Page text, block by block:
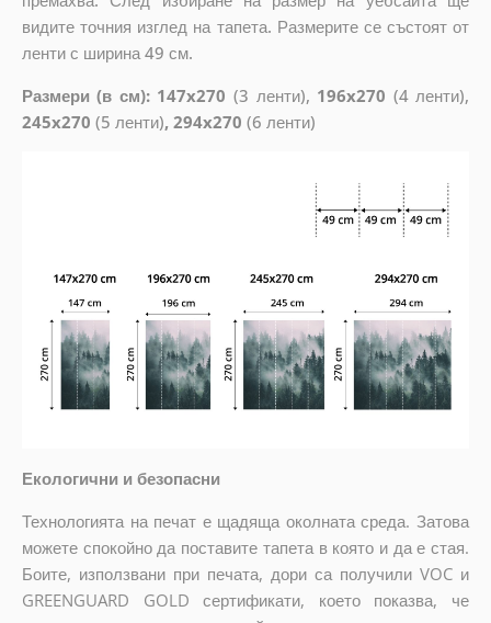
видите точния изглед на тапета. Размерите се състоят от
ленти с ширина 49 см.
Размери (в см): 147x270 (3 ленти), 196x270 (4 ленти),
245x270 (5 ленти), 294x270 (6 ленти)
Екологични и безопасни
Технологията на печат е щадяща околната среда. Затова
можете спокойно да поставите тапета в която и да е стая.
Боите, използвани при печата, дори са получили VOC и
GREENGUARD GOLD сертификати, което показва, че